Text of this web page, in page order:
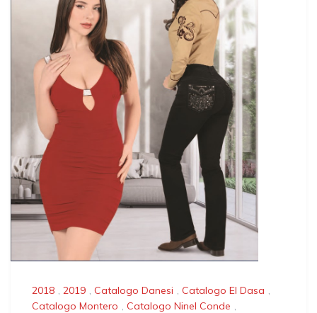
2018 , 2019 , Catalogo Danesi , Catalogo El Dasa ,
Catalogo Montero , Catalogo Ninel Conde ,